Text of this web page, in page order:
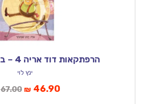
הרפתקאות דוד אריה 4 – בקוטב המערבי
ינץ לוי
67.00המחיר
₪ 46.90המחיר